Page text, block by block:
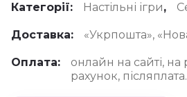
Категорії: Настільні ігри,
Доставка: «Укрпошта»,
Оплата:
онлайн на сайті,
рахунок, післяплата.